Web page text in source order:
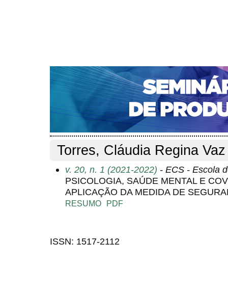
CAPA SOBRE ACESSO
NOTÍCIAS
PORTAL DE REVISTAS DA UNIFACS
Pesquisa > Perfil do autor
Perfil do autor
Torres, Cláudia Regina Vaz
v. 20, n. 1 (2021-2022) - ECS - Escola
PSICOLOGIA, SAÚDE MENTAL E
APLICAÇÃO DA MEDIDA DE
RESUMO PDF
ISSN: 1517-2112